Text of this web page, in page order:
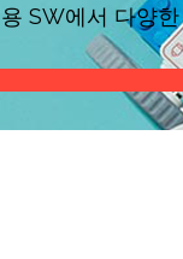
SW에서 다양